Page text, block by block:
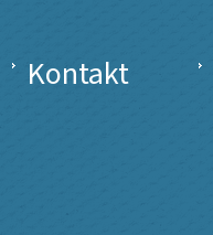
Kontakt